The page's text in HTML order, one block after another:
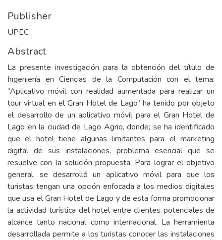
Publisher
UPEC
Abstract
La presente investigación para la obtención del título de
Ingeniería en Ciencias de la Computación con el tema:
“Aplicativo móvil con realidad aumentada para realizar un
tour virtual en el Gran Hotel de Lago” ha tenido por objeto
el desarrollo de un aplicativo móvil para el Gran Hotel de
Lago en la ciudad de Lago Agrio, donde; se ha identificado
que el hotel tiene algunas limitantes para el marketing
digital de sus instalaciones, problema esencial que se
resuelve con la solución propuesta. Para lograr el objetivo
general, se desarrolló un aplicativo móvil para que los
turistas tengan una opción enfocada a los medios digitales
que usa el Gran Hotel de Lago y de esta forma promocionar
la actividad turística del hotel entre clientes potenciales de
alcance tanto nacional como internacional. La herramienta
desarrollada permite a los turistas conocer las instalaciones